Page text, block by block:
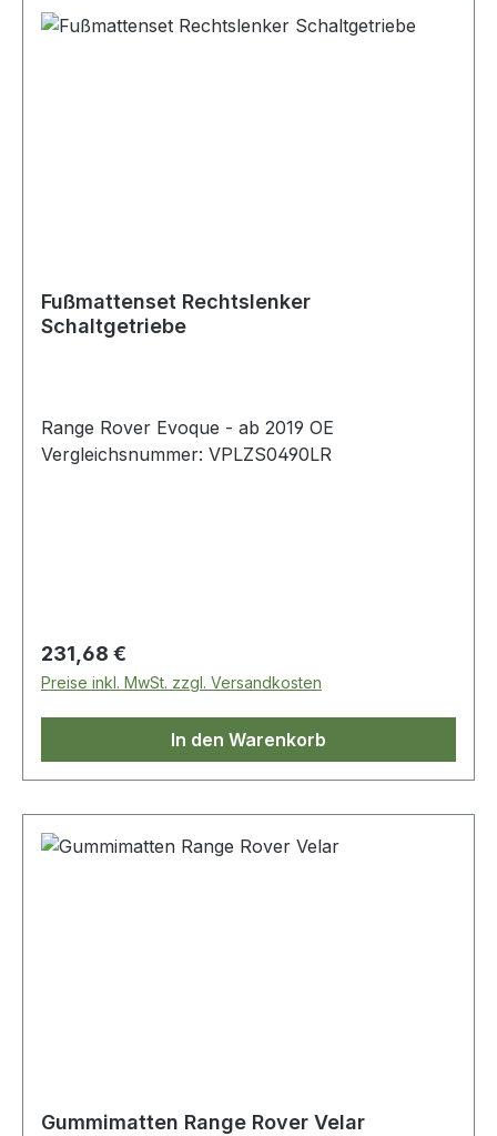
Fußmattenset Rechtslenker
Schaltgetriebe
Range Rover Evoque - ab 2019 OE
Vergleichsnummer: VPLZS0490LR
Regulärer Preis:
231,68 €
Preise inkl. MwSt. zzgl. Versandkosten
In den Warenkorb
Gummimatten Range Rover Velar